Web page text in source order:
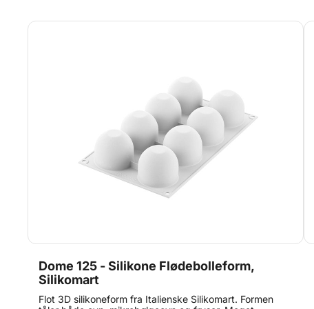
Dome 125 - Silikone Flødebolleform,
Silikomart
Flot 3D silikoneform fra Italienske Silikomart. Formen